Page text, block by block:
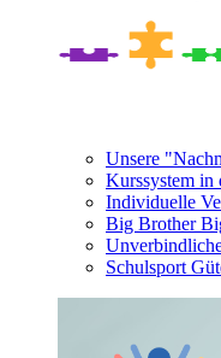
Unsere
Kurssystem in
Individuelle
Big Brother
Schulsport